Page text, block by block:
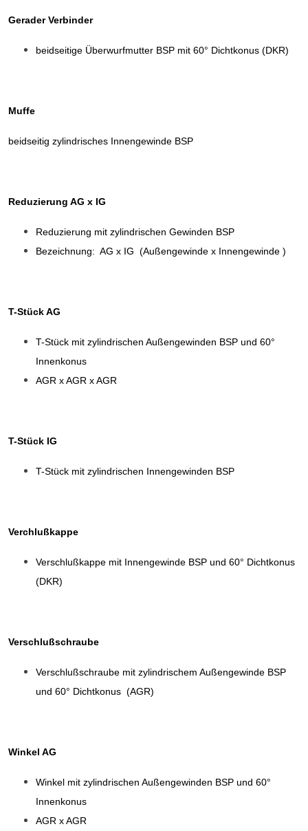
Gerader Verbinder
beidseitige Überwurfmutter BSP mit 60° Dichtkonus (DKR)
Muffe
beidseitig zylindrisches Innengewinde BSP
Reduzierung AG x IG
Reduzierung mit zylindrischen Gewinden BSP
Bezeichnung: AG x IG (Außengewinde x Innengewinde )
T-Stück AG
T-Stück mit zylindrischen Außengewinden BSP und 60°
Innenkonus
AGR x AGR x AGR
T-Stück IG
T-Stück mit zylindrischen Innengewinden BSP
Verchlußkappe
Verschlußkappe mit Innengewinde BSP und 60° Dichtkonus
(DKR)
Verschlußschraube
Verschlußschraube mit zylindrischem Außengewinde BSP
und 60° Dichtkonus (AGR)
Winkel AG
Winkel mit zylindrischen Außengewinden BSP und 60°
Innenkonus
AGR x AGR